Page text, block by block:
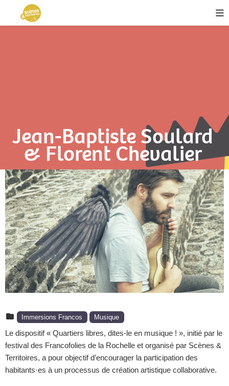
Jean-Baptiste Soulard
& Florent Chevalier
Immersions Francos Musique
Le dispositif « Quartiers libres, dites-le en musique ! », initié par le
festival des Francofolies de la Rochelle et organisé par Scènes &
Territoires, a pour objectif d’encourager la participation des
habitants·es à un processus de création artistique collaborative.